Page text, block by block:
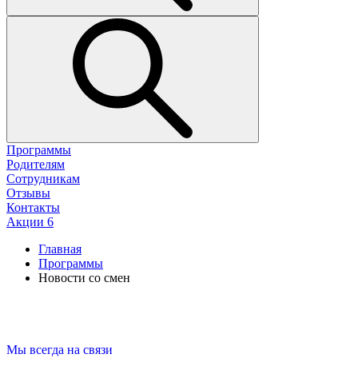
Программы
Родителям
Сотрудникам
Отзывы
Контакты
Акции 6
Главная
Программы
Новости со смен
Мы всегда на связи